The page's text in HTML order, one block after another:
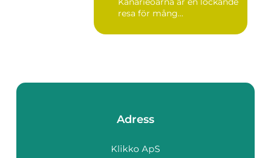
resa för mång...
Adress